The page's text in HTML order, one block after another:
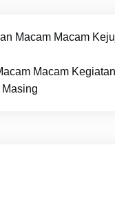
Macam Macam
Macam